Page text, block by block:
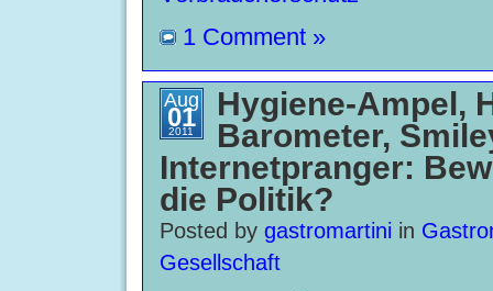
1 Comment »
Aug
01
2011
Hygiene-Ampel,
Barometer,
Internetpranger:
die Politik?
Posted by gastromartini in
Gesellschaft